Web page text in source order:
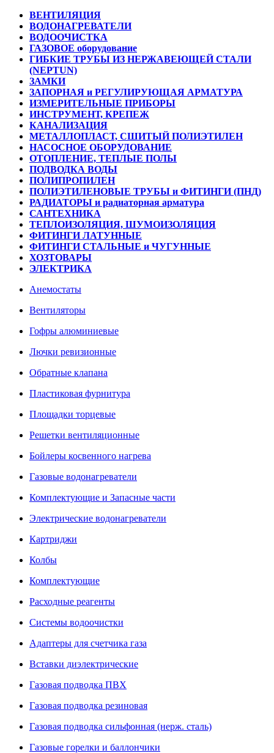
ВЕНТИЛЯЦИЯ
ВОДОНАГРЕВАТЕЛИ
ВОДООЧИСТКА
ГАЗОВОЕ оборудование
ГИБКИЕ ТРУБЫ ИЗ НЕРЖАВЕЮЩЕЙ СТАЛИ
(NEPTUN)
ЗАМКИ
ЗАПОРНАЯ и РЕГУЛИРУЮЩАЯ АРМАТУРА
ИЗМЕРИТЕЛЬНЫЕ ПРИБОРЫ
ИНСТРУМЕНТ, КРЕПЕЖ
КАНАЛИЗАЦИЯ
МЕТАЛЛОПЛАСТ, СШИТЫЙ ПОЛИЭТИЛЕН
НАСОСНОЕ ОБОРУДОВАНИЕ
ОТОПЛЕНИЕ, ТЕПЛЫЕ ПОЛЫ
ПОДВОДКА ВОДЫ
ПОЛИПРОПИЛЕН
ПОЛИЭТИЛЕНОВЫЕ ТРУБЫ и ФИТИНГИ (ПНД)
РАДИАТОРЫ и радиаторная арматура
САНТЕХНИКА
ТЕПЛОИЗОЛЯЦИЯ, ШУМОИЗОЛЯЦИЯ
ФИТИНГИ ЛАТУННЫЕ
ФИТИНГИ СТАЛЬНЫЕ и ЧУГУННЫЕ
ХОЗТОВАРЫ
ЭЛЕКТРИКА
Анемостаты
Вентиляторы
Гофры алюминиевые
Лючки ревизионные
Обратные клапана
Пластиковая фурнитура
Площадки торцевые
Решетки вентиляционные
Бойлеры косвенного нагрева
Газовые водонагреватели
Комплектующие и Запасные части
Электрические водонагреватели
Картриджи
Колбы
Комплектующие
Расходные реагенты
Системы водоочистки
Адаптеры для счетчика газа
Вставки диэлектрические
Газовая подводка ПВХ
Газовая подводка резиновая
Газовая подводка сильфонная (нерж. сталь)
Газовые горелки и баллончики